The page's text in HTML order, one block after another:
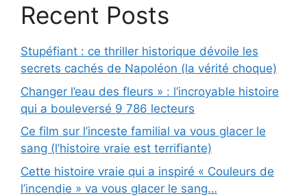
Recent Posts
Stupéfiant : ce thriller historique dévoile les
secrets cachés de Napoléon (la vérité choque)
Changer l’eau des fleurs » : l’incroyable histoire
qui a bouleversé 9 786 lecteurs
Ce film sur l’inceste familial va vous glacer le
sang (l’histoire vraie est terrifiante)
Cette histoire vraie qui a inspiré « Couleurs de
l’incendie » va vous glacer le sang…